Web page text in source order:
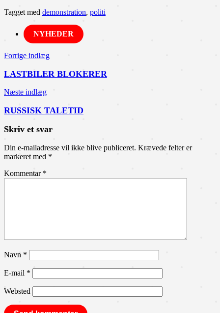
Tagget med demonstration, politi
NYHEDER
Indlægsnavigation
Forrige indlæg
LASTBILER BLOKERER
Næste indlæg
RUSSISK TALETID
Skriv et svar
Din e-mailadresse vil ikke blive publiceret. Krævede felter er
markeret med *
Kommentar *
Navn *
E-mail *
Websted